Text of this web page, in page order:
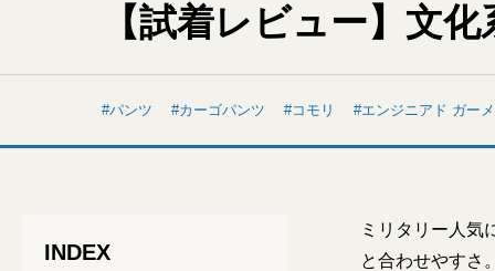
【試着レビュー】文
パンツ カーゴパンツ コモリ エンジニアド ガー
INDEX
ミリタリー人気
と合わせやすさ